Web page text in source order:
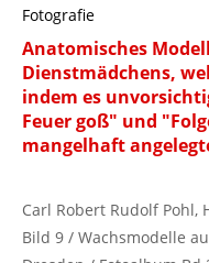
Fotografie
Anatomisches
Dienstmädchens,
indem es
Feuer goß" und
mangelhaft
Carl Robert Rudolf Pohl,
Bild 9 / Wachsmodelle